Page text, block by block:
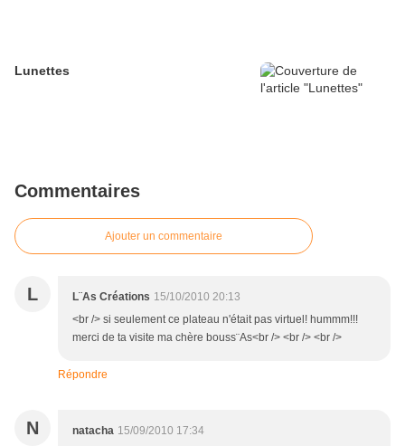
Lunettes
Commentaires
Ajouter un commentaire
L L¨As Créations 15/10/2010 20:13
<br /> si seulement ce plateau n'était pas virtuel! hummm!!!
merci de ta visite ma chère bouss¨As<br /> <br /> <br />
Répondre
N natacha 15/09/2010 17:34